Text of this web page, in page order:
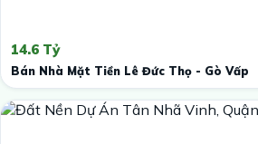
14.6 Tỷ
Bán Nhà Mặt Tiền Lê Đức Thọ - Gò Vấp